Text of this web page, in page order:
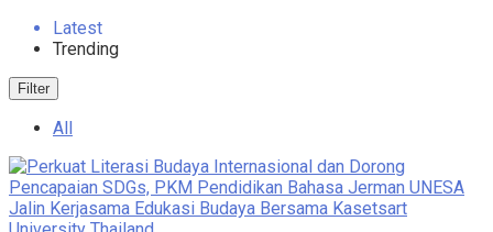
Latest
Trending
Filter
All